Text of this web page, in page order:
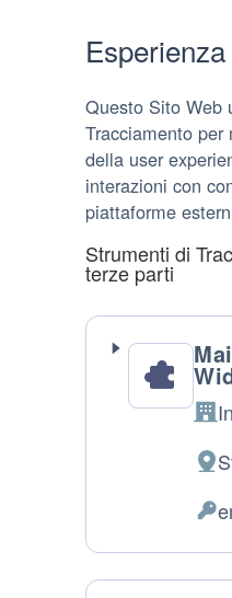
Esperienza
Questo Sito Web
Tracciamento
della user
interazioni con
piattaforme
Strumenti di
terze parti
del
Dati